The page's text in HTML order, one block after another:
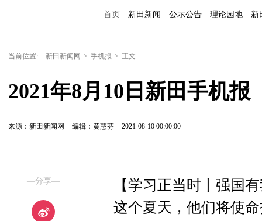
首页 新田新闻 公示公告 理论园地 新
当前位置: 新田新闻网 > 手机报 > 正文
2021年8月10日新田手机报
来源：新田新闻网 编辑：黄慧芬 2021-08-10 00:00:00
—分享—
【学习正当时丨强国
这个夏天，他们将使